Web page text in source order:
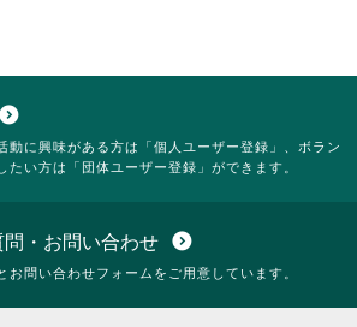
expand_circle_down
動に興味がある方は「個人ユーザー登録」、ボラン
たい方は「団体ユーザー登録」ができます。
問・お問い合わせ expand_circle_down
お問い合わせフォームをご用意しています。